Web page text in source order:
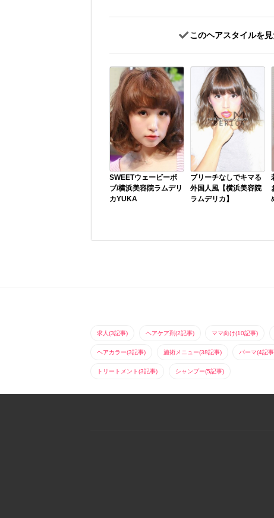
このヘアスタイルを
SWEETウェービーボ
ブ/横浜美容院ラムデリ
カYUKA
ブリーチなしでキマる
外国人風【横浜美容院
ラムデリカ】
求人(3記事) ヘアケア剤(2記事) ママ向け(10記事)
ヘアカラー(3記事) 施術メニュー(38記事) パーマ(4記
トリートメント(3記事) シャンプー(5記事)